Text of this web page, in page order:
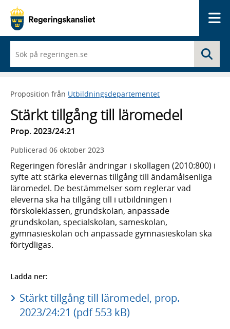
du
börjar
skriva
framträder
lista
med
sökförslag
Proposition från Utbildningsdepartementet
Stärkt tillgång till läromedel
Prop. 2023/24:21
Publicerad 06 oktober 2023
Regeringen föreslår ändringar i skollagen (2010:800) i
syfte att stärka elevernas tillgång till ändamålsenliga
läromedel. De bestämmelser som reglerar vad
eleverna ska ha tillgång till i utbildningen i
förskoleklassen, grundskolan, anpassade
grundskolan, specialskolan, sameskolan,
gymnasieskolan och anpassade gymnasieskolan ska
förtydligas.
Ladda ner:
Stärkt tillgång till läromedel, prop.
2023/24:21 (pdf 553 kB)